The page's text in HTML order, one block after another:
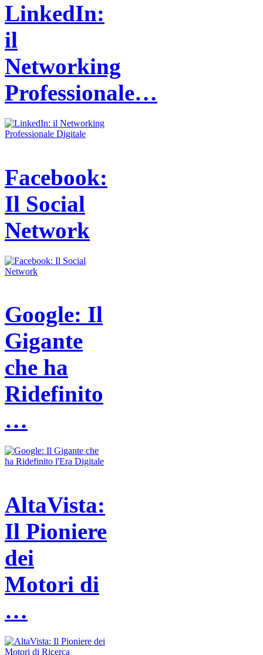
LinkedIn:
il
Networking
Professionale…
Facebook:
Il Social
Network
Google: Il
Gigante
che ha
Ridefinito
…
AltaVista:
Il Pioniere
dei
Motori di
…